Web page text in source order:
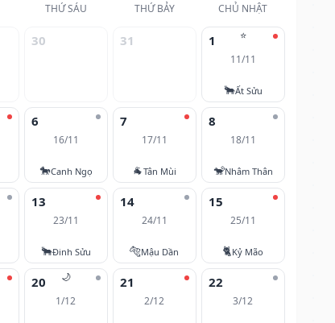
THỨ SÁU THỨ BẢY CHỦ NHẬT
30 31 ⭐
1
11/11
🐂Ất Sửu
6
16/11
🐎Canh Ngọ
7
17/11
🐐Tân Mùi
8
18/11
🐒Nhâm Thân
13
23/11
🐂Đinh Sửu
14
24/11
🐅Mậu Dần
15
25/11
🐈Kỷ Mão
🌙
20
1/12
21
2/12
22
3/12